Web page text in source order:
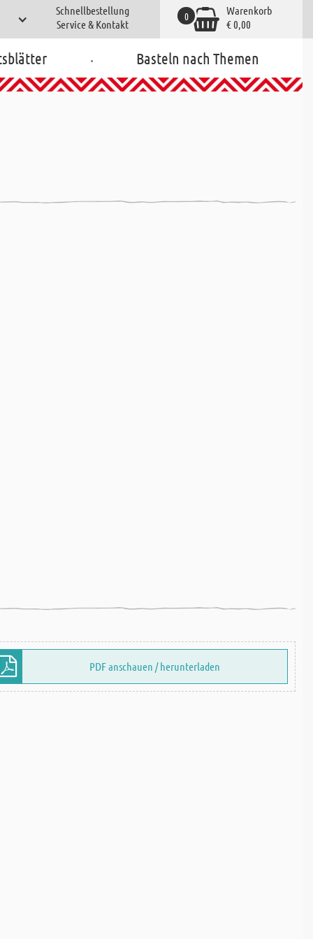
Schnellbestellung
Service & Kontakt
Warenkorb
€ 0,00
0
. Basteln nach Themen
PDF anschauen / herunterladen